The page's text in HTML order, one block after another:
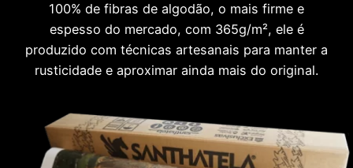
100% de fibras de algodão, o mais firme e
espesso do mercado, com 365g/m², ele é
produzido com técnicas artesanais para manter a
rusticidade e aproximar ainda mais do original.